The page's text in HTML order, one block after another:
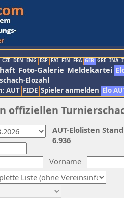
CZE DEN ENG ESP FAI FIN FRA GER GRE INA
Foto-Galerie Meldekartei
Elozahl
AUT FIDE Spieler anmelden Elo
offiziellen
Vorname
AUT-Elolisten
6.936